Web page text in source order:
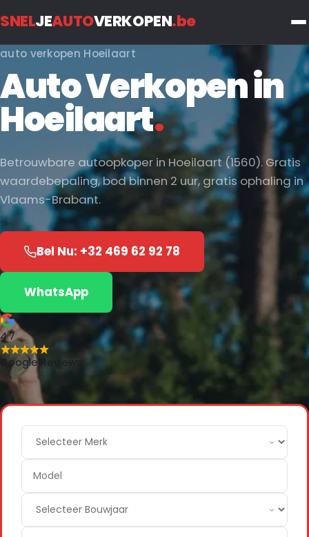
SNELJEAUTOVERKOPEN.be
auto verkopen Hoeilaart
Auto Verkopen in
Hoeilaart.
Betrouwbare autoopkoper in Hoeilaart (1560). Gratis
waardebepaling, bod binnen 2 uur, gratis ophaling in
Vlaams-Brabant.
Bel Nu: +32 469 62 92 78
WhatsApp
4.7
Google Reviews